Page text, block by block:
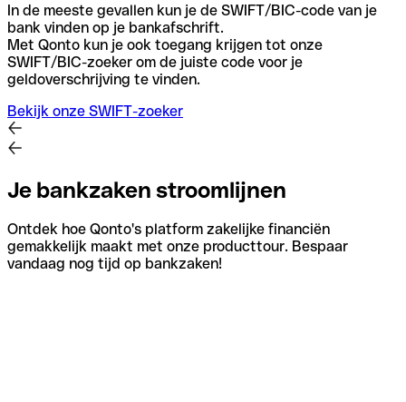
In de meeste gevallen kun je de SWIFT/BIC-code van je
bank vinden op je bankafschrift.
Met Qonto kun je ook toegang krijgen tot onze
SWIFT/BIC-zoeker om de juiste code voor je
geldoverschrijving te vinden.
Bekijk onze SWIFT-zoeker
Je bankzaken stroomlijnen
Ontdek hoe Qonto's platform zakelijke financiën
gemakkelijk maakt met onze producttour. Bespaar
vandaag nog tijd op bankzaken!